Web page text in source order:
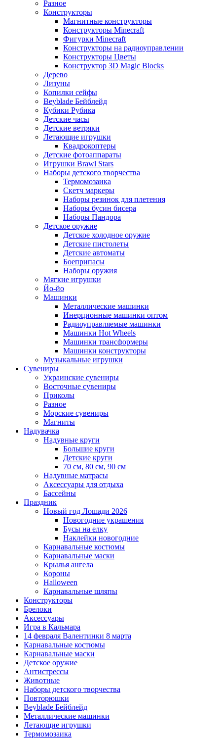
Разное
Конструкторы
Магнитные конструкторы
Конструкторы Minecraft
Фигурки Minecraft
Конструкторы на радиоуправлении
Конструкторы Цветы
Конструктор 3D Magic Blocks
Дерево
Лизуны
Копилки сейфы
Beyblade Бейблейд
Кубики Рубика
Детские часы
Детские ветряки
Летающие игрушки
Квадрокоптеры
Детские фотоаппараты
Игрушки Brawl Stars
Наборы детского творчества
Термомозаика
Скетч маркеры
Наборы резинок для плетения
Наборы бусин бисера
Наборы Пандора
Детское оружие
Детское холодное оружие
Детские пистолеты
Детские автоматы
Боеприпасы
Наборы оружия
Мягкие игрушки
Йо-йо
Машинки
Металлические машинки
Инерционные машинки оптом
Радиоуправляемые машинки
Машинки Hot Wheels
Машинки трансформеры
Машинки конструкторы
Музыкальные игрушки
Сувениры
Украинские сувениры
Восточные сувениры
Приколы
Разное
Морские сувениры
Магниты
Надувачка
Надувные круги
Большие круги
Детские круги
70 см, 80 см, 90 см
Надувные матрасы
Аксессуары для отдыха
Бассейны
Праздник
Новый год Лошади 2026
Новогодние украшения
Бусы на елку
Наклейки новогодние
Карнавальные костюмы
Карнавальные маски
Крылья ангела
Короны
Halloween
Карнавальные шляпы
Конструкторы
Брелоки
Аксессуары
Игра в Кальмара
14 февраля Валентинки 8 марта
Карнавальные костюмы
Карнавальные маски
Детское оружие
Антистрессы
Животные
Наборы детского творчества
Повторюшки
Beyblade Бейблейд
Металлические машинки
Летающие игрушки
Термомозаика